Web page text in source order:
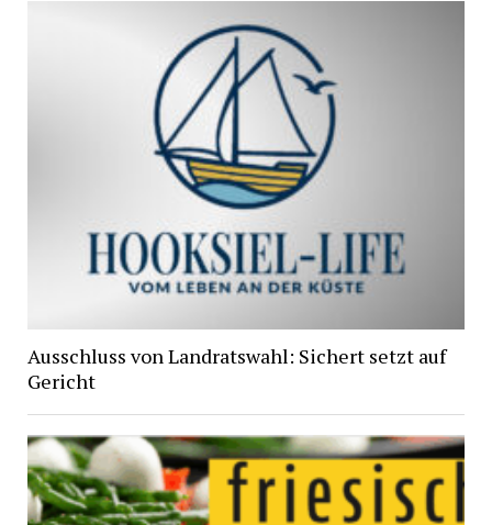
Ausschluss von Landratswahl: Sichert setzt auf
Gericht